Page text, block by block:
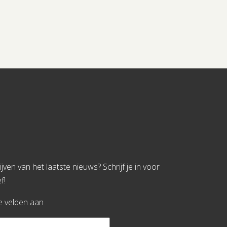
van het laatste nieuws? Schrijf je in voor
velden aan